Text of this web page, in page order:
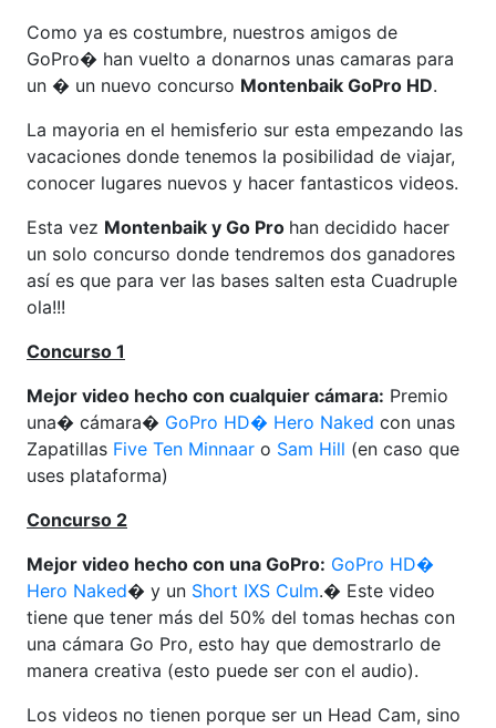
Como ya es costumbre, nuestros amigos de
GoPro� han vuelto a donarnos unas camaras para
un � un nuevo concurso Montenbaik GoPro HD.
La mayoria en el hemisferio sur esta empezando las
vacaciones donde tenemos la posibilidad de viajar,
conocer lugares nuevos y hacer fantasticos videos.
Esta vez Montenbaik y Go Pro han decidido hacer
un solo concurso donde tendremos dos ganadores
así es que para ver las bases salten esta Cuadruple
ola!!!
Concurso 1
Mejor video hecho con cualquier cámara: Premio
una� cámara� GoPro HD� Hero Naked con unas
Zapatillas Five Ten Minnaar o Sam Hill (en caso que
uses plataforma)
Concurso 2
Mejor video hecho con una GoPro: GoPro HD�
Hero Naked� y un Short IXS Culm.� Este video
tiene que tener más del 50% del tomas hechas con
una cámara Go Pro, esto hay que demostrarlo de
manera creativa (esto puede ser con el audio).
Los videos no tienen porque ser un Head Cam, sino